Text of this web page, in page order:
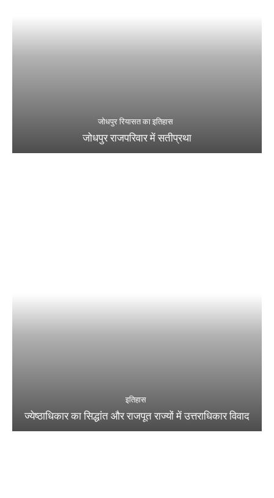
जोधपुर रियासत का इतिहास
जोधपुर राजपरिवार में सतीप्रथा
इतिहास
ज्येष्ठाधिकार का सिद्धांत और राजपूत राज्यों में उत्तराधिकार विवाद